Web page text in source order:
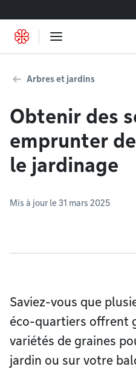
Arbres et jardins
Obtenir des
emprunter
le jardinage
Mis à jour le 31 mars 2025
Saviez-vous que
éco-quartiers offrent
variétés de graines
jardin ou sur votre